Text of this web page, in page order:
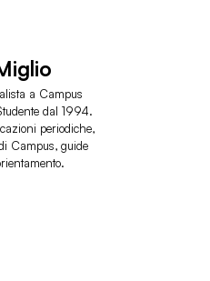
a Campus
dal 1994.
periodiche,
Campus, guide